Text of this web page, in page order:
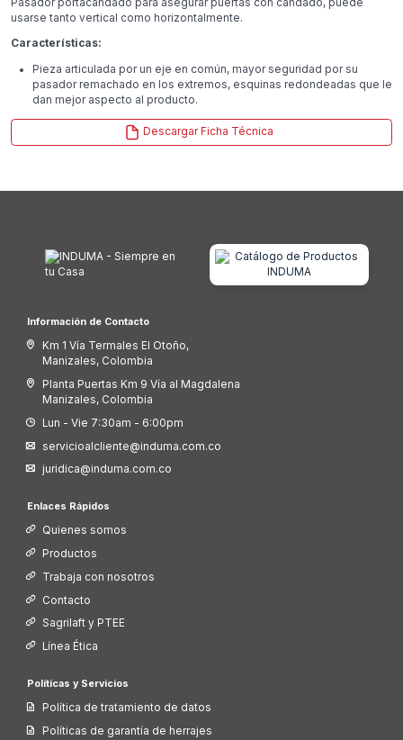
usarse tanto vertical como horizontalmente.
Características:
Pieza articulada por un eje en común, mayor seguridad por su
pasador remachado en los extremos, esquinas redondeadas que le
dan mejor aspecto al producto.
Descargar Ficha Técnica
Información de Contacto
Km 1 Vía Termales El Otoño,
Manizales, Colombia
Planta Puertas Km 9 Vía al Magdalena
Manizales, Colombia
Lun - Vie 7:30am - 6:00pm
servicioalcliente@induma.com.co
juridica@induma.com.co
Enlaces Rápidos
Quienes somos
Productos
Trabaja con nosotros
Contacto
Sagrilaft y PTEE
Línea Ética
Políticas y Servicios
Política de tratamiento de datos
Políticas de garantía de herrajes